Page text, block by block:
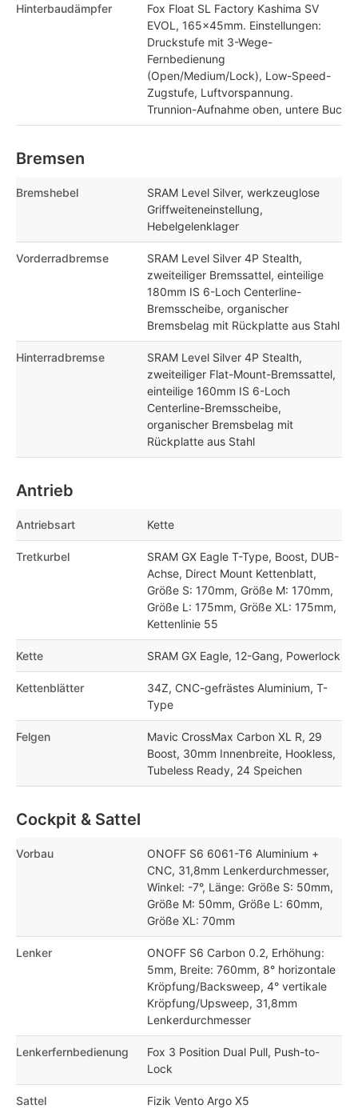
Hinterbaudämpfer
Fox Float SL Factory Kashima SV
EVOL, 165x45mm. Einstellungen:
Druckstufe mit 3-Wege-
Fernbedienung
(Open/Medium/Lock), Low-Speed-
Zugstufe, Luftvorspannung.
Trunnion-Aufnahme oben, untere Buc
Bremsen
Bremshebel
SRAM Level Silver, werkzeuglose
Griffweiteneinstellung,
Hebelgelenklager
Vorderradbremse
SRAM Level Silver 4P Stealth,
zweiteiliger Bremssattel, einteilige
180mm IS 6-Loch Centerline-
Bremsscheibe, organischer
Bremsbelag mit Rückplatte aus Stahl
Hinterradbremse
SRAM Level Silver 4P Stealth,
zweiteiliger Flat-Mount-Bremssattel,
einteilige 160mm IS 6-Loch
Centerline-Bremsscheibe,
organischer Bremsbelag mit
Rückplatte aus Stahl
Antrieb
Antriebsart Kette
Tretkurbel
SRAM GX Eagle T-Type, Boost, DUB-
Achse, Direct Mount Kettenblatt,
Größe S: 170mm, Größe M: 170mm,
Größe L: 175mm, Größe XL: 175mm,
Kettenlinie 55
Kette SRAM GX Eagle, 12-Gang, Powerlock
Kettenblätter
34Z, CNC-gefrästes Aluminium, T-
Type
Felgen
Mavic CrossMax Carbon XL R, 29
Boost, 30mm Innenbreite, Hookless,
Tubeless Ready, 24 Speichen
Cockpit & Sattel
Vorbau
ONOFF S6 6061-T6 Aluminium +
CNC, 31,8mm Lenkerdurchmesser,
Winkel: -7°, Länge: Größe S: 50mm,
Größe M: 50mm, Größe L: 60mm,
Größe XL: 70mm
Lenker
ONOFF S6 Carbon 0.2, Erhöhung:
5mm, Breite: 760mm, 8° horizontale
Kröpfung/Backsweep, 4° vertikale
Kröpfung/Upsweep, 31,8mm
Lenkerdurchmesser
Lenkerfernbedienung
Fox 3 Position Dual Pull, Push-to-
Lock
Sattel Fizik Vento Argo X5